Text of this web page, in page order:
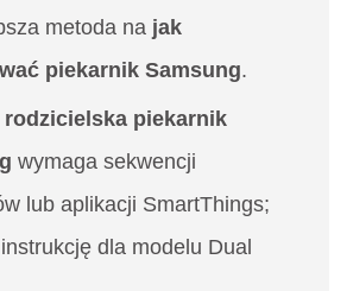
metoda na jak
piekarnik Samsung.
rodzicielska piekarnik
wymaga sekwencji
lub aplikacji SmartThings;
dla modelu Dual